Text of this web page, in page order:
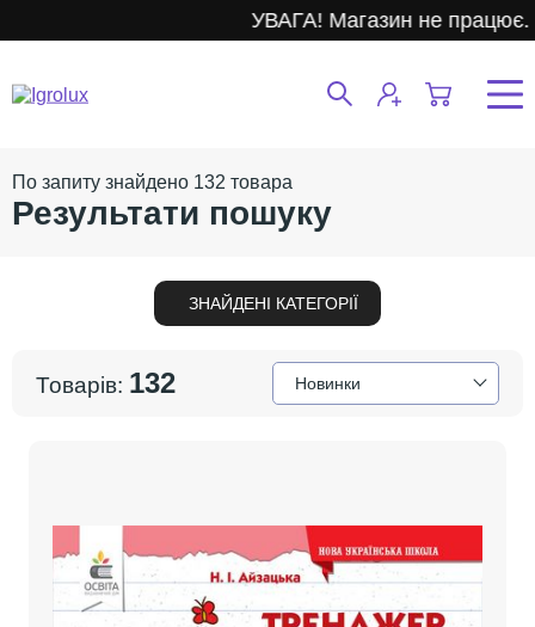
УВАГА! Магазин не працює.
132 a
Результати пошуку
132